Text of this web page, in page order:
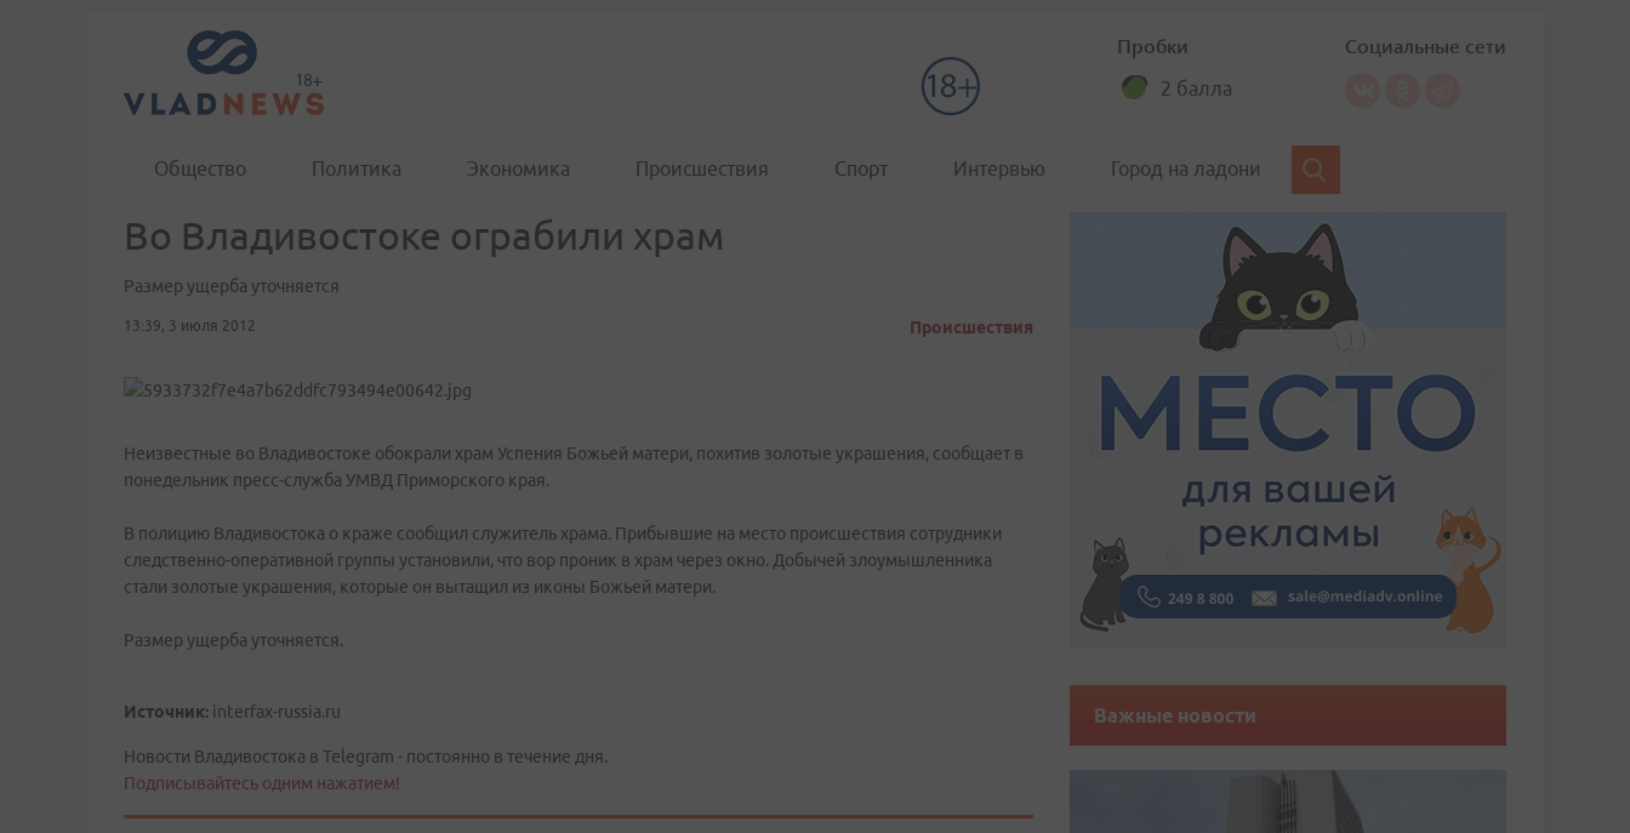
Пробки
2 балла
Социальные сети
Общество Политика Экономика Происшествия Спорт Интервью Город на ладони
Во Владивостоке ограбили храм
Размер ущерба уточняется
13:39, 3 июля 2012 Происшествия
Неизвестные во Владивостоке обокрали храм Успения Божьей матери, похитив золотые украшения, сообщает в
понедельник пресс-служба УМВД Приморского края.
В полицию Владивостока о краже сообщил служитель храма. Прибывшие на место происшествия сотрудники
следственно-оперативной группы установили, что вор проник в храм через окно. Добычей злоумышленника
стали золотые украшения, которые он вытащил из иконы Божьей матери.
Размер ущерба уточняется.
Источник: interfax-russia.ru
Новости Владивостока в Telegram - постоянно в течение дня.
Подписывайтесь одним нажатием!
Важные новости